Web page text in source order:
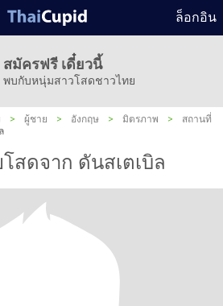
ล็อกอิน
สมัครฟรี เดี๋ยวนี้
พบกับหนุ่มสาวโสดชาวไทย
> ผู้ชาย > อังกฤษ > มิตรภาพ >
สถานที่
สดจาก ดันสเตเบิล